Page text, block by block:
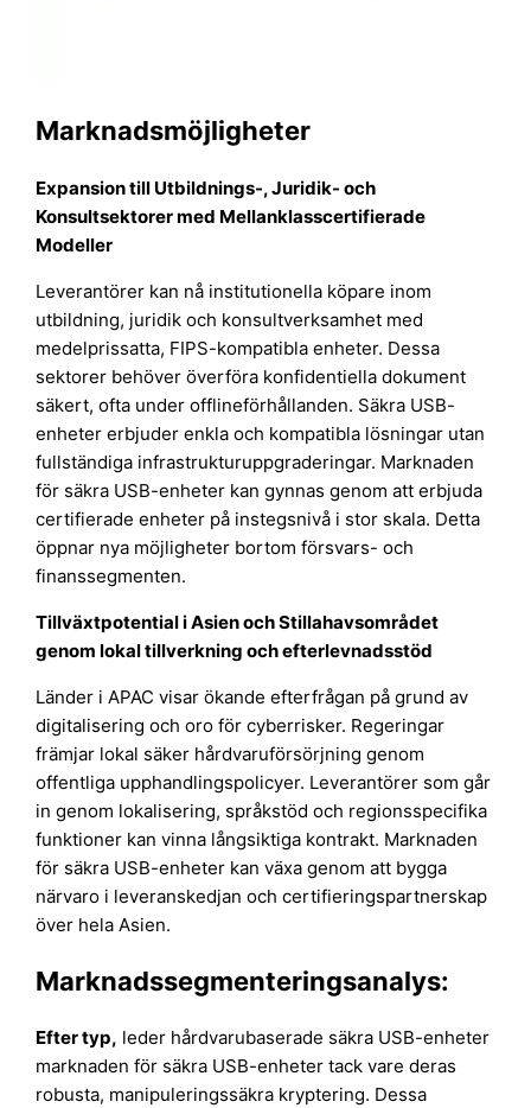
Marknadsmöjligheter
Expansion till Utbildnings-, Juridik- och
Konsultsektorer med Mellanklasscertifierade
Modeller
Leverantörer kan nå institutionella köpare inom
utbildning, juridik och konsultverksamhet med
medelprissatta, FIPS-kompatibla enheter. Dessa
sektorer behöver överföra konfidentiella dokument
säkert, ofta under offlineförhållanden. Säkra USB-
enheter erbjuder enkla och kompatibla lösningar utan
fullständiga infrastrukturuppgraderingar. Marknaden
för säkra USB-enheter kan gynnas genom att erbjuda
certifierade enheter på instegsnivå i stor skala. Detta
öppnar nya möjligheter bortom försvars- och
finanssegmenten.
Tillväxtpotential i Asien och Stillahavsområdet
genom lokal tillverkning och efterlevnadsstöd
Länder i APAC visar ökande efterfrågan på grund av
digitalisering och oro för cyberrisker. Regeringar
främjar lokal säker hårdvaruförsörjning genom
offentliga upphandlingspolicyer. Leverantörer som går
in genom lokalisering, språkstöd och regionsspecifika
funktioner kan vinna långsiktiga kontrakt. Marknaden
för säkra USB-enheter kan växa genom att bygga
närvaro i leveranskedjan och certifieringspartnerskap
över hela Asien.
Marknadssegmenteringsanalys:
Efter typ, leder hårdvarubaserade säkra USB-enheter
marknaden för säkra USB-enheter tack vare deras
robusta, manipuleringssäkra kryptering. Dessa